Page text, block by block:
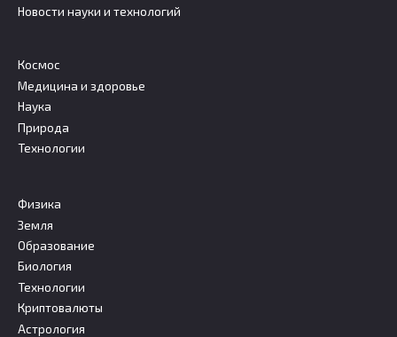
Новости науки и технологий
Космос
Медицина и здоровье
Наука
Природа
Технологии
Физика
Земля
Образование
Биология
Технологии
Криптовалюты
Астрология